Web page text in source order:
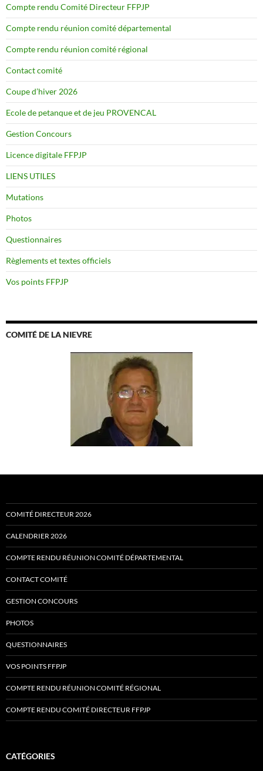
Compte rendu Comité Directeur FFPJP
Compte rendu réunion comité départemental
Compte rendu réunion comité régional
Contact comité
Coupe d’hiver 2026
Ecole de petanque et de jeu PROVENCAL
Gestion Concours
Licence digitale FFPJP
LIENS UTILES
Mutations
Photos
Questionnaires
Règlements et textes officiels
Vos points FFPJP
COMITÉ DE LA NIEVRE
COMITÉ DIRECTEUR 2026
CALENDRIER 2026
COMPTE RENDU RÉUNION COMITÉ DÉPARTEMENTAL
CONTACT COMITÉ
GESTION CONCOURS
PHOTOS
QUESTIONNAIRES
VOS POINTS FFPJP
COMPTE RENDU RÉUNION COMITÉ RÉGIONAL
COMPTE RENDU COMITÉ DIRECTEUR FFPJP
CATÉGORIES